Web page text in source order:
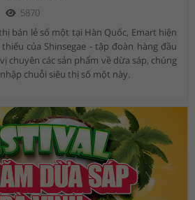
5870
bán lẻ số một tại Hàn Quốc, Emart hiện
của Shinsegae - tập đoàn hàng đầu
chuyên các sản phẩm về dừa sáp, chúng
chuỗi siêu thị số một này.